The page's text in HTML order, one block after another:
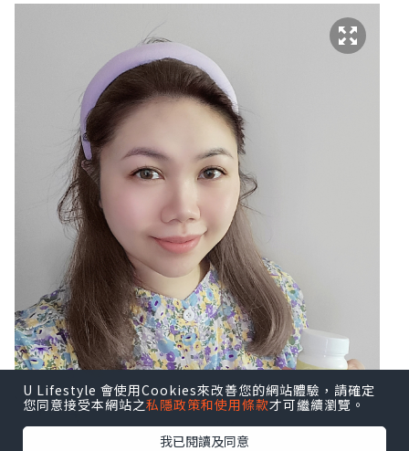
U Lifestyle 會使用Cookies來改善您的網站體驗，請確定
您同意接受本網站之私隱政策和使用條款才可繼續瀏覽。
我已閱讀及同意